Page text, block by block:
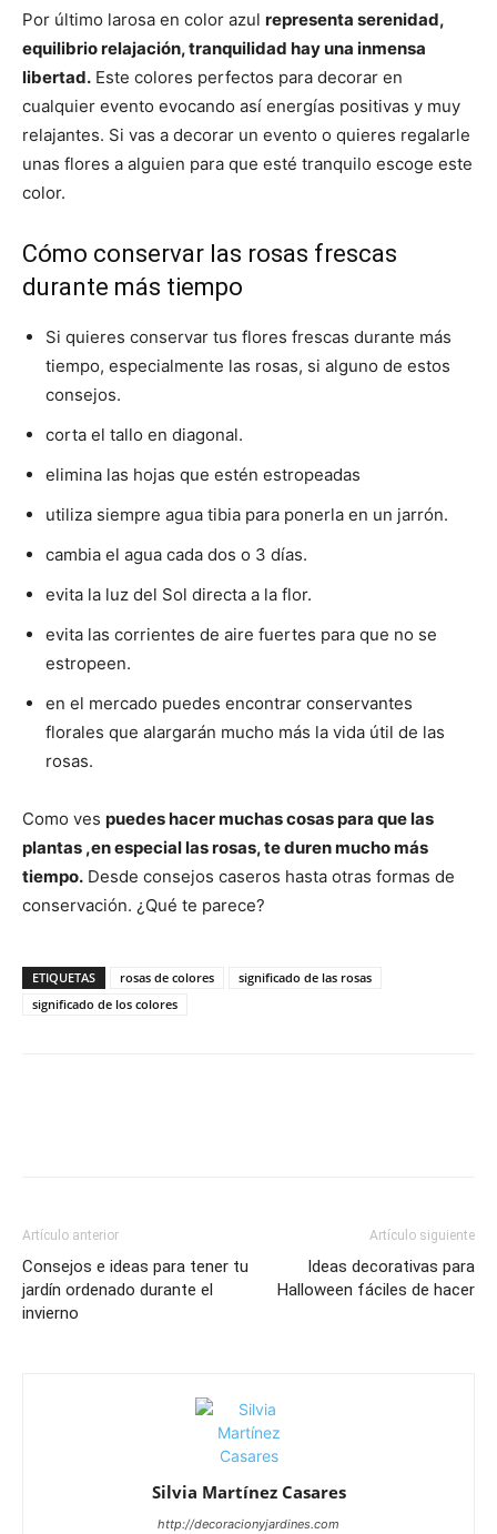
Por último larosa en color azul representa serenidad,
equilibrio relajación, tranquilidad hay una inmensa
libertad. Este colores perfectos para decorar en
cualquier evento evocando así energías positivas y muy
relajantes. Si vas a decorar un evento o quieres regalarle
unas flores a alguien para que esté tranquilo escoge este
color.
Cómo conservar las rosas frescas
durante más tiempo
Si quieres conservar tus flores frescas durante más
tiempo, especialmente las rosas, si alguno de estos
consejos.
corta el tallo en diagonal.
elimina las hojas que estén estropeadas
utiliza siempre agua tibia para ponerla en un jarrón.
cambia el agua cada dos o 3 días.
evita la luz del Sol directa a la flor.
evita las corrientes de aire fuertes para que no se
estropeen.
en el mercado puedes encontrar conservantes
florales que alargarán mucho más la vida útil de las
rosas.
Como ves puedes hacer muchas cosas para que las
plantas ,en especial las rosas, te duren mucho más
tiempo. Desde consejos caseros hasta otras formas de
conservación. ¿Qué te parece?
ETIQUETAS rosas de colores
significado de las rosas
significado de los colores
Artículo anterior
Consejos e ideas para tener tu
jardín ordenado durante el
invierno
Artículo siguiente
Ideas decorativas para
Halloween fáciles de hacer
Silvia Martínez Casares
http://decoracionyjardines.com